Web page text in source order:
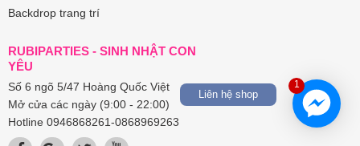
1
Liên hệ shop
Backdrop trang trí
RUBIPARTIES - SINH NHẬT CON
YÊU
Số 6 ngõ 5/47 Hoàng Quốc Việt
Mở cửa các ngày (9:00 - 22:00)
Hotline 0946868261-0868969263